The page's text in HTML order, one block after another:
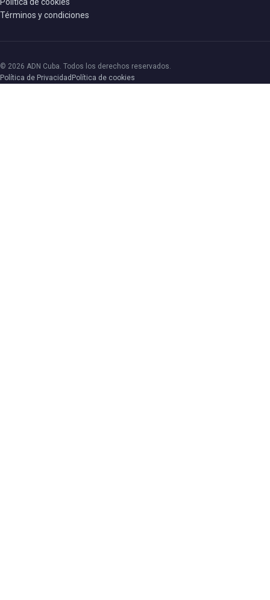
Términos y condiciones
© 2026 ADN Cuba. Todos los derechos reservados.
Política de Privacidad Política de cookies